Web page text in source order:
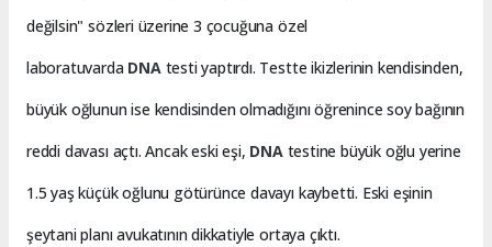
değilsin" sözleri üzerine 3 çocuğuna özel
laboratuvarda DNA testi yaptırdı. Testte ikizlerinin kendisinden,
büyük oğlunun ise kendisinden olmadığını öğrenince soy bağının
reddi davası açtı. Ancak eski eşi, DNA testine büyük oğlu yerine
1.5 yaş küçük oğlunu götürünce davayı kaybetti. Eski eşinin
şeytani planı avukatının dikkatiyle ortaya çıktı.